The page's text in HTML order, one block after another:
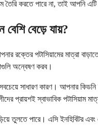
তৈরি করতে পারে না, তাই আপনি
বেশি বেড়ে যায়?
রক্তের পটাসিয়ামের মাত্রা
অন্বেষণ করব।
সাধারণ কারণ। আপনার কিডনি
প্রায়শই স্বাভাবিক পটাসিয়াম
তুলতে পারে। এসি ইনহিবিটর